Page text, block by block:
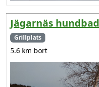
Jägarnäs hundbad
Grillplats
5.6 km bort